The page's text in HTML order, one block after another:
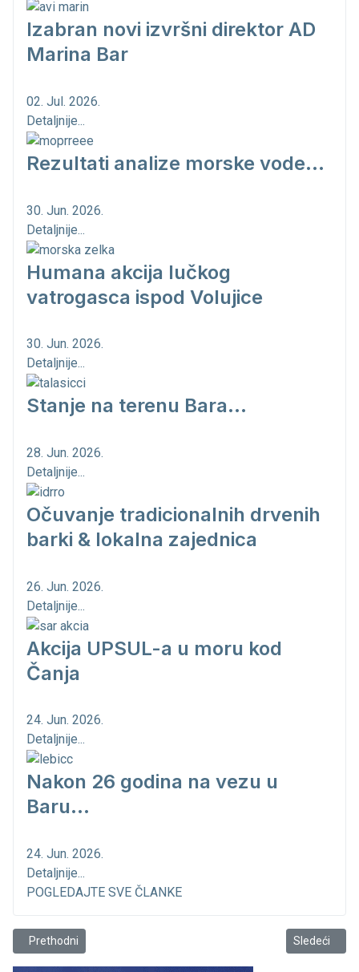
Izabran novi izvršni direktor AD
Marina Bar
02. Jul. 2026.
Detaljnije...
Rezultati analize morske vode...
30. Jun. 2026.
Detaljnije...
Humana akcija lučkog
vatrogasca ispod Volujice
30. Jun. 2026.
Detaljnije...
Stanje na terenu Bara...
28. Jun. 2026.
Detaljnije...
Očuvanje tradicionalnih drvenih
barki & lokalna zajednica
26. Jun. 2026.
Detaljnije...
Akcija UPSUL-a u moru kod
Čanja
24. Jun. 2026.
Detaljnije...
Nakon 26 godina na vezu u
Baru...
24. Jun. 2026.
Detaljnije...
POGLEDAJTE SVE ČLANKE
Prethodni članak: Nekima to dobro zvuči!
Prethodni Sledeći
Sledeći